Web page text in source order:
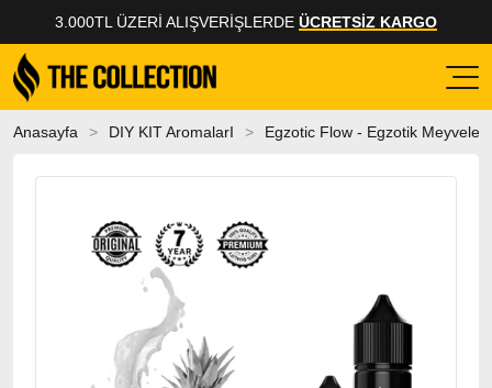
3.000TL ÜZERI ALIŞVERIŞLERDE ÜCRETSİZ KARGO
Anasayfa DIY KIT AromalarI Egzotic Flow - Egzotik Meyveler